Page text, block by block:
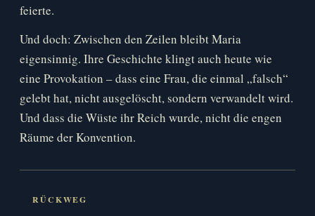
feierte.
Und doch: Zwischen den Zeilen bleibt Maria
eigensinnig. Ihre Geschichte klingt auch heute wie
eine Provokation – dass eine Frau, die einmal „falsch“
gelebt hat, nicht ausgelöscht, sondern verwandelt wird.
Und dass die Wüste ihr Reich wurde, nicht die engen
Räume der Konvention.
RÜCKWEG